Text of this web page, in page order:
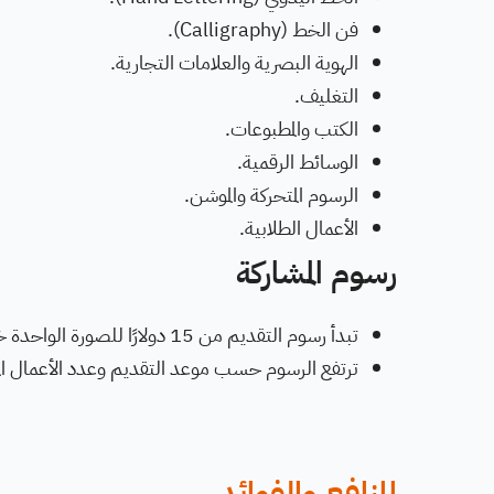
فن الخط (Calligraphy).
الهوية البصرية والعلامات التجارية.
التغليف.
الكتب والمطبوعات.
الوسائط الرقمية.
الرسوم المتحركة والموشن.
الأعمال الطلابية.
رسوم المشاركة
تبدأ رسوم التقديم من 15 دولارًا للصورة الواحدة خلال مرحلة التسجيل المبكر.
ترتفع الرسوم حسب موعد التقديم وعدد الأعمال